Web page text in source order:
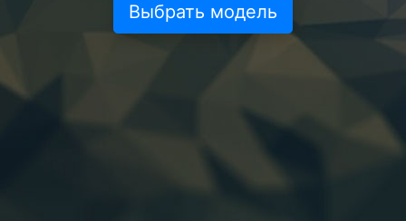
Выбрать модель